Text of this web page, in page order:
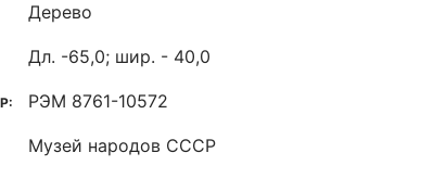
Дерево
Дл. -65,0; шир. - 40,0
РЭМ 8761-10572
Музей народов СССР